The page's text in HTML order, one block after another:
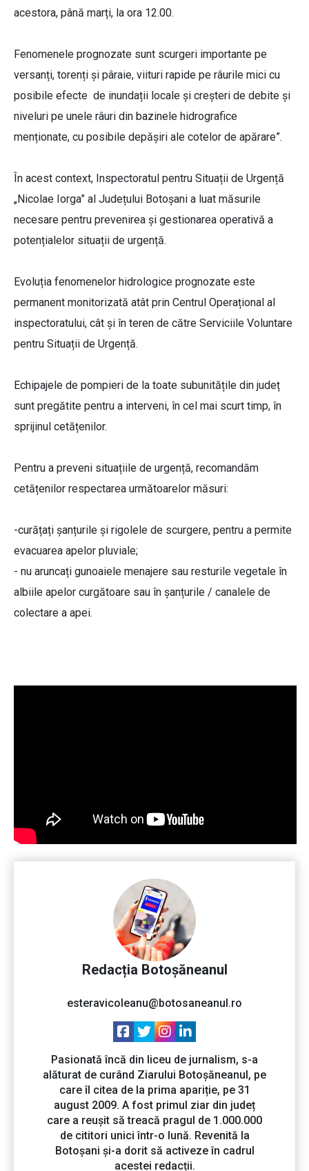
acestora, până marți, la ora 12.00.
Fenomenele prognozate sunt scurgeri importante pe
versanți, torenți şi pâraie, viituri rapide pe râurile mici cu
posibile efecte de inundații locale și creșteri de debite și
niveluri pe unele râuri din bazinele hidrografice
menționate, cu posibile depășiri ale cotelor de apărare”.
În acest context, Inspectoratul pentru Situații de Urgență
„Nicolae Iorga” al Județului Botoșani a luat măsurile
necesare pentru prevenirea și gestionarea operativă a
potențialelor situații de urgență.
Evoluția fenomenelor hidrologice prognozate este
permanent monitorizată atât prin Centrul Operațional al
inspectoratului, cât și în teren de către Serviciile Voluntare
pentru Situații de Urgență.
Echipajele de pompieri de la toate subunitățile din județ
sunt pregătite pentru a interveni, în cel mai scurt timp, în
sprijinul cetățenilor.
Pentru a preveni situațiile de urgență, recomandăm
cetățenilor respectarea următoarelor măsuri:
-curățați șanțurile și rigolele de scurgere, pentru a permite
evacuarea apelor pluviale;
- nu aruncați gunoaiele menajere sau resturile vegetale în
albiile apelor curgătoare sau în șanțurile / canalele de
colectare a apei.
Redacția Botoșăneanul
esteravicoleanu@botosaneanul.ro
Pasionată încă din liceu de jurnalism, s-a
alăturat de curând Ziarului Botoșăneanul, pe
care îl citea de la prima apariție, pe 31
august 2009. A fost primul ziar din județ
care a reușit să treacă pragul de 1.000.000
de cititori unici într-o lună. Revenită la
Botoșani și-a dorit să activeze în cadrul
acestei redacții.